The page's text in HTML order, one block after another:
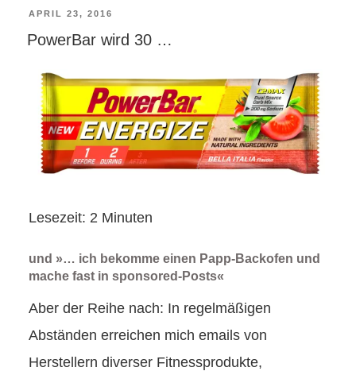
VERÖFFENTLICHT
AM
APRIL 23, 2016
PowerBar wird 30 …
Lesezeit: 2 Minuten
und »… ich bekomme einen Papp-Backofen und
mache fast in sponsored-Posts«
Aber der Reihe nach: In regelmäßigen
Abständen erreichen mich emails von
Herstellern diverser Fitnessprodukte,